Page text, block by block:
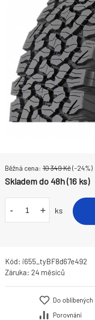
Běžná cena: 10 349Kč(-24%)
Skladem do 48h (16 ks)
- + ks
Kód: i655_tyBF8d67e492
Záruka: 24 měsíců
Do oblíbených
Porovnání